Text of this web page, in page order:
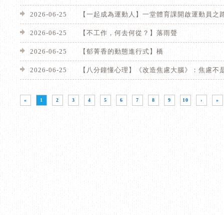
2026-06-25 【一起成為運動人】一堂體育課開啟運動員之
2026-06-25 【不工作，何去何從？】落雨聲
2026-06-25 【郁菁香的動態進行式】橋
2026-06-25 【八分鐘懂心理】《改造焦慮大腦》：焦慮不
« 1 2 3 4 5 6 7 8 9 10 › »